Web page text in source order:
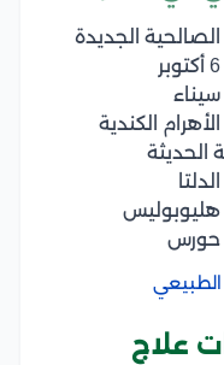
الجديدة
الكندية
الحديثة
هليوبوليس
حورس
الطبيعي
علاج